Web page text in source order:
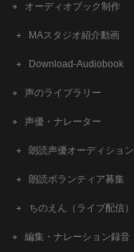
オーディオブック制作
MAスタジオ紹介動画
Download-Audiobook
声のライブラリー
声優・ナレーター
朗読声優オーディション
朗読ボランティア募集
ちのえん（ライブ配信）
編集・ナレーション録音